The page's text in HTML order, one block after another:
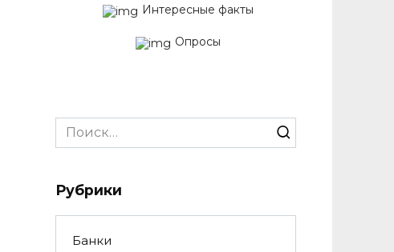
Интересные факты
Опросы
Search
for:
Рубрики
Банки